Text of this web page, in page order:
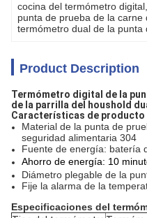
cocina del termómetro digital
punta de prueba de la carne
termómetro dual de la punta
Product Description
Termómetro digital de la
de la parrilla del houshold
Características de
Material de la punta de
seguridad alimentaria 304
Fuente de energía: batería
Ahorro de energía: 10
Diámetro plegable de la
Fije la alarma de la
Especificaciones del